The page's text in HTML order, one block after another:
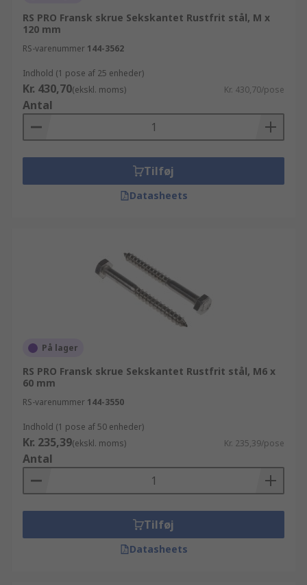
RS PRO Fransk skrue Sekskantet Rustfrit stål, M x
120 mm
RS-varenummer 144-3562
Indhold (1 pose af 25 enheder)
Kr. 430,70(ekskl. moms) Kr. 430,70/pose
Antal
Tilføj
Datasheets
På lager
RS PRO Fransk skrue Sekskantet Rustfrit stål, M6 x
60 mm
RS-varenummer 144-3550
Indhold (1 pose af 50 enheder)
Kr. 235,39(ekskl. moms) Kr. 235,39/pose
Antal
Tilføj
Datasheets